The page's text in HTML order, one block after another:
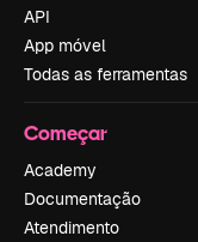
API
App móvel
Todas as ferramentas
Começar
Academy
Documentação
Atendimento